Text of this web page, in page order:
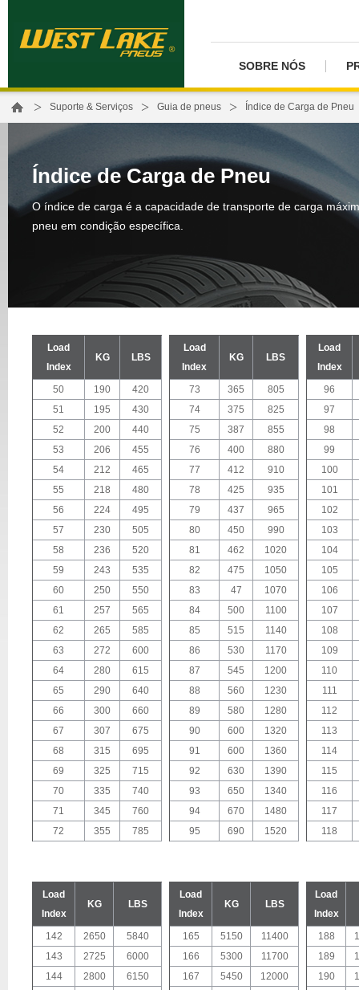
SOBRE NÓS
> Suporte & Serviços > Guia de pneus > Índice de Carga de Pneu
Índice de Carga de Pneu
O índice de carga é a capacidade de transporte de carga
pneu em condição específica.
Load
Index
KG LBS
50 190
420
51
195
430
52
200
440
53
206
455
54
212
465
55
218
480
56
224
495
57
230
505
58
236
520
59
243
535
60
250
550
61
257
565
62
265
585
63
272
600
64
280
615
65
290
640
66
300
660
67
307
675
68
315
695
69
325
715
70
335
740
71
345
760
72
355 785
Load
Index
KG LBS
73 365
805
74
375
825
75
387
855
76
400
880
77
412
910
78
425
935
79
437
965
80
450
990
81
462
1020
82
475
1050
83
47
1070
84
500
1100
85
515
1140
86
530
1170
87
545
1200
88
560
1230
89
580
1280
90
600
1320
91
600
1360
92
630
1390
93
650
1340
94
670
1480
95
690 1520
Load
Index
96
97
98
99
100
101
102
103
104
105
106
107
108
109
110
111
112
113
114
115
116
117
118
Load
Index
KG LBS
142 2650
5840
143
2725
6000
144
2800
6150
Load
Index
KG LBS
165 5150
11400
166
5300
11700
167
5450
12000
Load
Index
188
189
190